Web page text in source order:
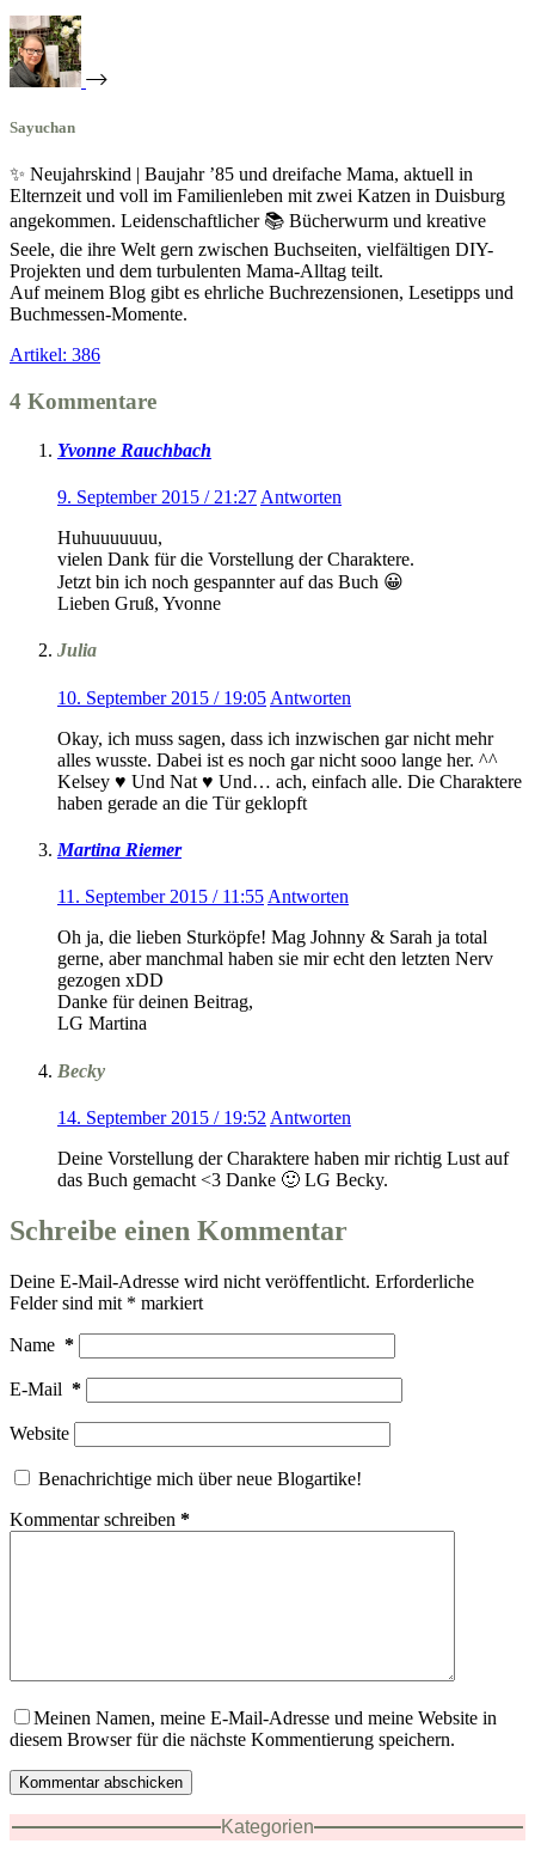
Sayuchan
✨ Neujahrskind | Baujahr ’85 und dreifache Mama, aktuell in
Elternzeit und voll im Familienleben mit zwei Katzen in Duisburg
angekommen. Leidenschaftlicher 📚 Bücherwurm und kreative
Seele, die ihre Welt gern zwischen Buchseiten, vielfältigen DIY-
Projekten und dem turbulenten Mama-Alltag teilt.
Auf meinem Blog gibt es ehrliche Buchrezensionen, Lesetipps und
Buchmessen-Momente.
Artikel: 386
4 Kommentare
Yvonne Rauchbach
9. September 2015 / 21:27 Antworten
Huhuuuuuuu,
vielen Dank für die Vorstellung der Charaktere.
Jetzt bin ich noch gespannter auf das Buch 😀
Lieben Gruß, Yvonne
Julia
10. September 2015 / 19:05 Antworten
Okay, ich muss sagen, dass ich inzwischen gar nicht mehr
alles wusste. Dabei ist es noch gar nicht sooo lange her. ^^
Kelsey ♥ Und Nat ♥ Und… ach, einfach alle. Die Charaktere
haben gerade an die Tür geklopft
Martina Riemer
11. September 2015 / 11:55 Antworten
Oh ja, die lieben Sturköpfe! Mag Johnny & Sarah ja total
gerne, aber manchmal haben sie mir echt den letzten Nerv
gezogen xDD
Danke für deinen Beitrag,
LG Martina
Becky
14. September 2015 / 19:52 Antworten
Deine Vorstellung der Charaktere haben mir richtig Lust auf
das Buch gemacht <3 Danke 🙂 LG Becky.
Schreibe einen Kommentar
Deine E-Mail-Adresse wird nicht veröffentlicht. Erforderliche
Felder sind mit * markiert
Name *
E-Mail *
Website
Benachrichtige mich über neue Blogartike!
Kommentar schreiben *
Meinen Namen, meine E-Mail-Adresse und meine Website in
diesem Browser für die nächste Kommentierung speichern.
Kommentar abschicken
Kategorien